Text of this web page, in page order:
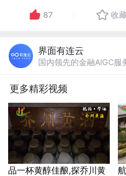
87 收藏
界面有连云
国内领先的金融AIGC服
更多精彩视频
品一杯黄醇佳酿,探乔川黄